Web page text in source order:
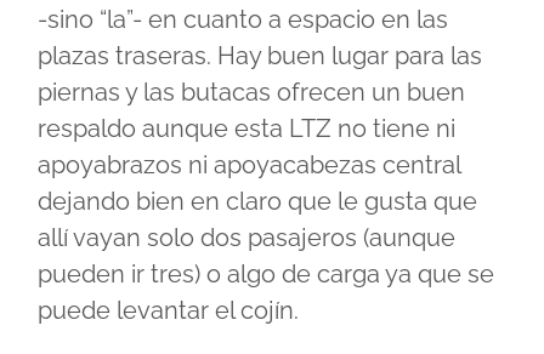
-sino “la”- en cuanto a espacio en las
plazas traseras. Hay buen lugar para las
piernas y las butacas ofrecen un buen
respaldo aunque esta LTZ no tiene ni
apoyabrazos ni apoyacabezas central
dejando bien en claro que le gusta que
allí vayan solo dos pasajeros (aunque
pueden ir tres) o algo de carga ya que se
puede levantar el cojín.